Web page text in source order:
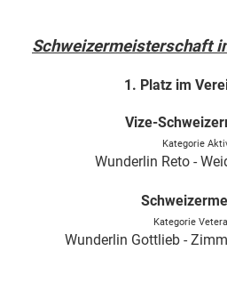
Schweizermeisterschaft
1. Platz im
Vize-
Kategorie
Wunderlin Reto -
Kategorie
Wunderlin Gottlieb -